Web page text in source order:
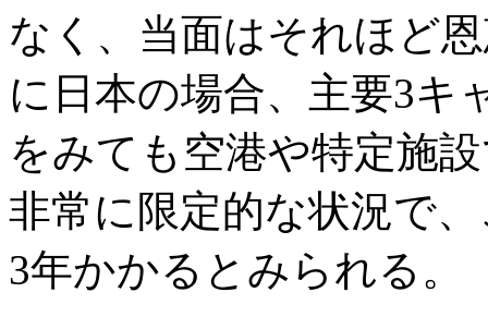
なく、当面はそれほど
に日本の場合、主要3キ
をみても空港や特定施
非常に限定的な状況で
3年かかるとみられる。